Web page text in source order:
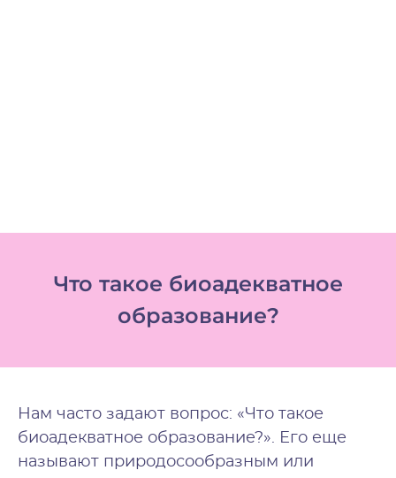
Что такое биоадекватное
образование?
Нам часто задают вопрос: «Что такое
биоадекватное образование?». Его еще
называют природосообразным или